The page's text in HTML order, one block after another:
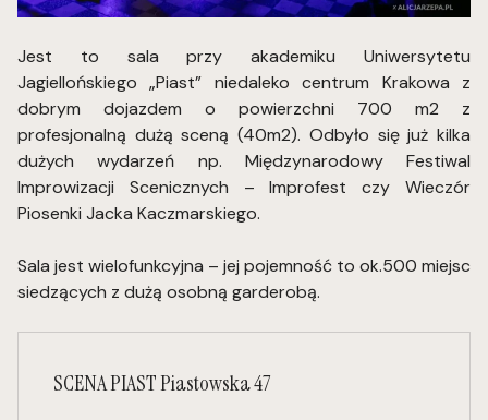
Jest to sala przy akademiku Uniwersytetu
Jagiellońskiego „Piast” niedaleko centrum Krakowa z
dobrym dojazdem o powierzchni 700 m2 z
profesjonalną dużą sceną (40m2). Odbyło się już kilka
dużych wydarzeń np. Międzynarodowy Festiwal
Improwizacji Scenicznych – Improfest czy Wieczór
Piosenki Jacka Kaczmarskiego.
Sala jest wielofunkcyjna – jej pojemność to ok.500 miejsc
siedzących z dużą osobną garderobą.
SCENA PIAST Piastowska 47